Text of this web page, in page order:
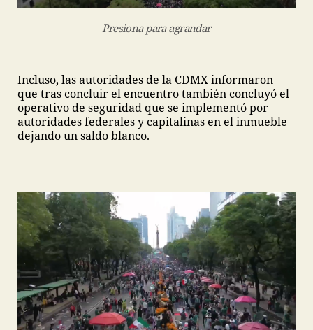
Presiona para agrandar
Incluso, las autoridades de la CDMX informaron
que tras concluir el encuentro también concluyó el
operativo de seguridad que se implementó por
autoridades federales y capitalinas en el inmueble
dejando un saldo blanco.